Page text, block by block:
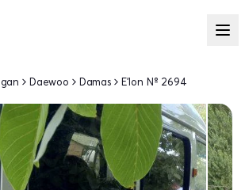
Daewoo Damas E'lon № 2694